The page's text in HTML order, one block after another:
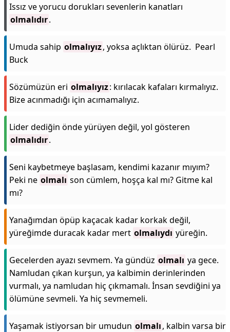
Issız ve yorucu dorukları sevenlerin kanatları
olmalıdır.
Umuda sahip olmalıyız, yoksa açlıktan ölürüz. Pearl
Buck
Sözümüzün eri olmalıyız: kırılacak kafaları kırmalıyız.
Bize acınmadığı için acımamalıyız.
Lider dediğin önde yürüyen değil, yol gösteren
olmalıdır.
Seni kaybetmeye başlasam, kendimi kazanır mıyım?
Peki ne olmalı son cümlem, hoşça kal mı? Gitme kal
mı?
Yanağımdan öpüp kaçacak kadar korkak değil,
yüreğimde duracak kadar mert olmalıydı yüreğin.
Gecelerden ayazı sevmem. Ya gündüz olmalı ya gece.
Namludan çıkan kurşun, ya kalbimin derinlerinden
vurmalı, ya namludan hiç çıkmamalı. İnsan sevdiğini ya
ölümüne sevmeli. Ya hiç sevmemeli.
Yaşamak istiyorsan bir umudun olmalı, kalbin varsa bir